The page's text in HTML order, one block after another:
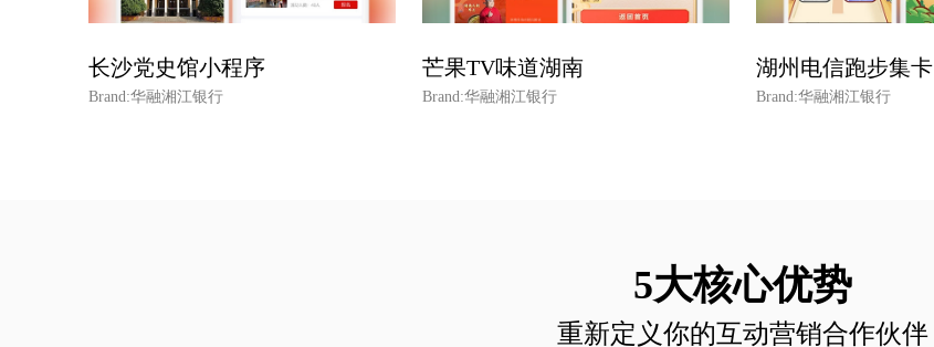
长沙党史馆小程序
Brand:华融湘江银行
芒果TV味道湖南
Brand:华融湘江银行
湖州电信跑步集卡
Brand:华融湘江银行
5大核心优势
重新定义你的互动营销合作伙伴